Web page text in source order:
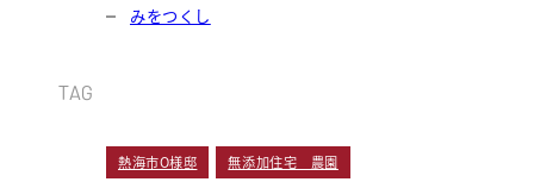
みをつくし
TAG
熱海市O様邸 無添加住宅 農園